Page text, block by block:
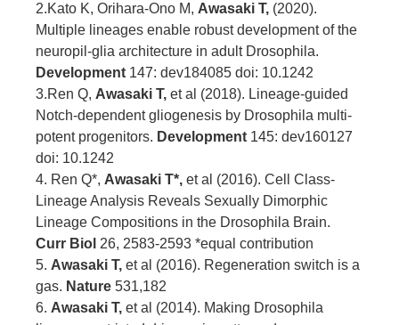
2.Kato K, Orihara-Ono M, Awasaki T, (2020).
Multiple lineages enable robust development of the
neuropil-glia architecture in adult Drosophila.
Development 147: dev184085 doi: 10.1242
3.Ren Q, Awasaki T, et al (2018). Lineage-guided
Notch-dependent gliogenesis by Drosophila multi-
potent progenitors. Development 145: dev160127
doi: 10.1242
4. Ren Q*, Awasaki T*, et al (2016). Cell Class-
Lineage Analysis Reveals Sexually Dimorphic
Lineage Compositions in the Drosophila Brain.
Curr Biol 26, 2583-2593 *equal contribution
5. Awasaki T, et al (2016). Regeneration switch is a
gas. Nature 531,182
6. Awasaki T, et al (2014). Making Drosophila